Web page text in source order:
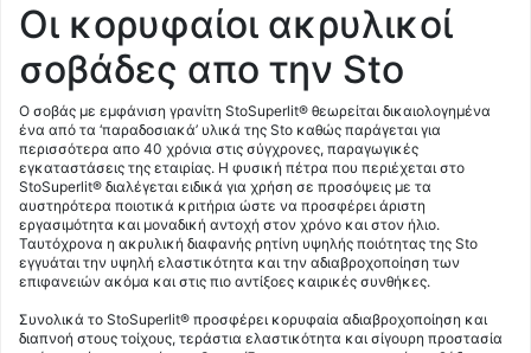
Οι κορυφαίοι ακρυλικοί
σοβάδες απο την Sto
Ο σοβάς με εμφάνιση γρανίτη StoSuperlit® θεωρείται δικαιολογημένα
ένα από τα ‘παραδοσιακά’ υλικά της Sto καθώς παράγεται για
περισσότερα απο 40 χρόνια στις σύγχρονες, παραγωγικές
εγκαταστάσεις της εταιρίας. Η φυσική πέτρα που περιέχεται στο
StoSuperlit® διαλέγεται ειδικά για χρήση σε προσόψεις με τα
αυστηρότερα ποιοτικά κριτήρια ώστε να προσφέρει άριστη
εργασιμότητα και μοναδική αντοχή στον χρόνο και στον ήλιο.
Ταυτόχρονα η ακρυλική διαφανής ρητίνη υψηλής ποιότητας της Sto
εγγυάται την υψηλή ελαστικότητα και την αδιαβροχοποίηση των
επιφανειών ακόμα και στις πιο αντίξοες καιρικές συνθήκες.
Συνολικά το StoSuperlit® προσφέρει κορυφαία αδιαβροχοποίηση και
διαπνοή στους τοίχους, τεράστια ελαστικότητα και σίγουρη προστασία